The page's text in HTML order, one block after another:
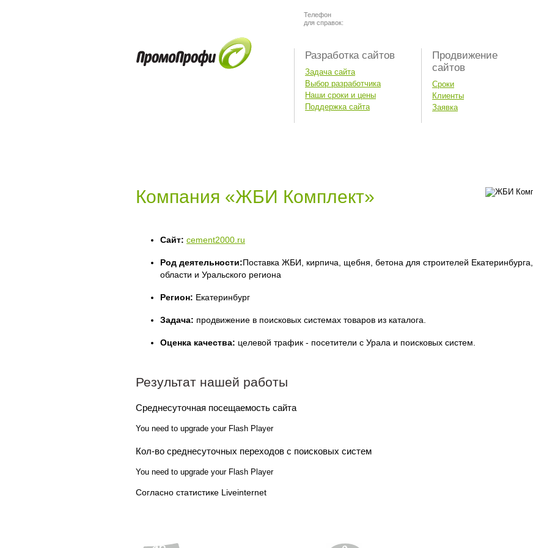
Телефон
для справок:
Разработка сайтов
Задача сайта
Выбор разработчика
Наши сроки и цены
Поддержка сайта
Продвижение
сайтов
Сроки
Клиенты
Заявка
Компания «ЖБИ Комплект»
Сайт: cement2000.ru
Род деятельности: Поставка ЖБИ, кирпича, щебня, бетона для строителей Екатеринбурга,
области и Уральского региона
Регион: Екатеринбург
Задача: продвижение в поисковых системах товаров из каталога.
Оценка качества: целевой трафик - посетители с Урала и поисковых систем.
Результат нашей работы
Среднесуточная посещаемость сайта
You need to upgrade your Flash Player
Кол-во среднесуточных переходов с поисковых систем
You need to upgrade your Flash Player
Согласно статистике Liveinternet